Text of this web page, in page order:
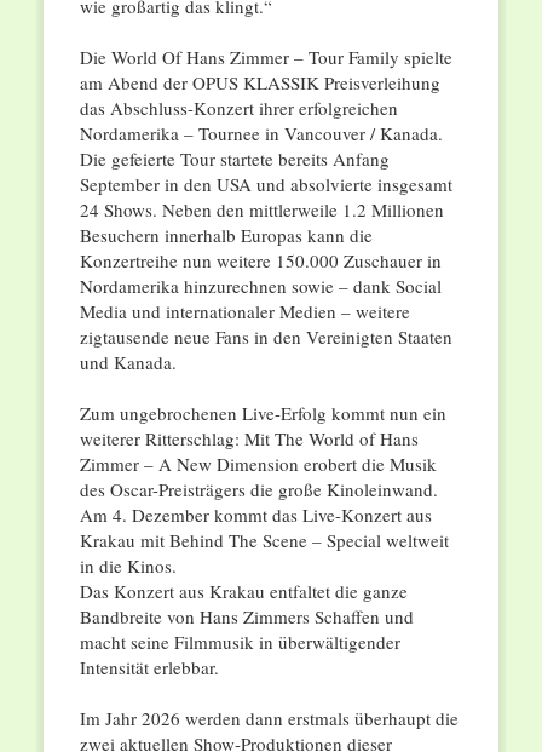
wie großartig das klingt.“
Die World Of Hans Zimmer – Tour Family spielte
am Abend der OPUS KLASSIK Preisverleihung
das Abschluss-Konzert ihrer erfolgreichen
Nordamerika – Tournee in Vancouver / Kanada.
Die gefeierte Tour startete bereits Anfang
September in den USA und absolvierte insgesamt
24 Shows. Neben den mittlerweile 1.2 Millionen
Besuchern innerhalb Europas kann die
Konzertreihe nun weitere 150.000 Zuschauer in
Nordamerika hinzurechnen sowie – dank Social
Media und internationaler Medien – weitere
zigtausende neue Fans in den Vereinigten Staaten
und Kanada.
Zum ungebrochenen Live-Erfolg kommt nun ein
weiterer Ritterschlag: Mit The World of Hans
Zimmer – A New Dimension erobert die Musik
des Oscar-Preisträgers die große Kinoleinwand.
Am 4. Dezember kommt das Live-Konzert aus
Krakau mit Behind The Scene – Special weltweit
in die Kinos.
Das Konzert aus Krakau entfaltet die ganze
Bandbreite von Hans Zimmers Schaffen und
macht seine Filmmusik in überwältigender
Intensität erlebbar.
Im Jahr 2026 werden dann erstmals überhaupt die
zwei aktuellen Show-Produktionen dieser